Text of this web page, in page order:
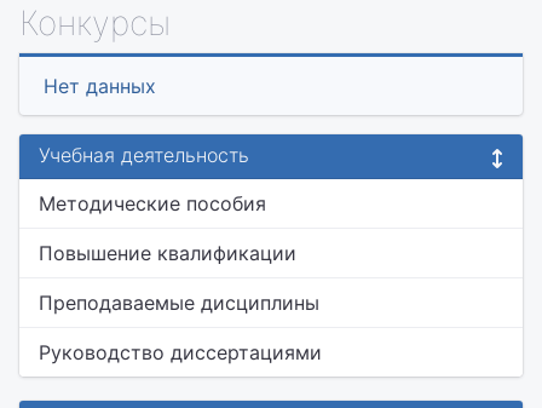
Конкурсы
Нет данных
Учебная деятельность
Методические пособия
Повышение квалификации
Преподаваемые дисциплины
Руководство диссертациями